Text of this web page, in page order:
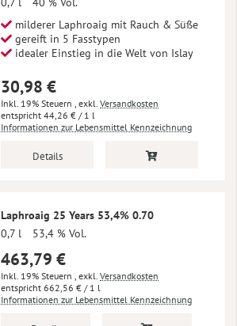
milderer Laphroaig mit Rauch & Süße
gereift in 5 Fasstypen
idealer Einstieg in die Welt von Islay
30,98 €
Inkl. 19% Steuern , exkl. Versandkosten
44,26 € / 1 l
Informationen zur Lebensmittel Kennzeichnung
Details
Laphroaig 25 Years 53,4% 0.70
0,7 l
53,4 % Vol.
463,79 €
Inkl. 19% Steuern , exkl. Versandkosten
662,56 € / 1 l
Informationen zur Lebensmittel Kennzeichnung